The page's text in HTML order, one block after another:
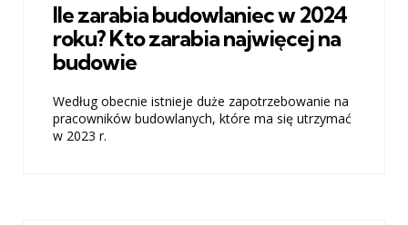
Ile zarabia budowlaniec w 2024
roku? Kto zarabia najwięcej na
budowie
Według obecnie istnieje duże zapotrzebowanie na
pracowników budowlanych, które ma się utrzymać
w 2023 r.